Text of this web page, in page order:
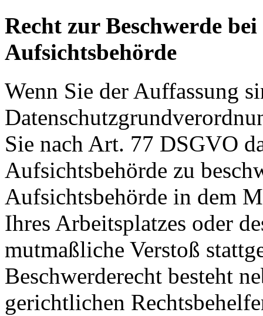
Recht zur Beschwerde
Aufsichtsbehörde
Wenn Sie der Auffassung
Sie nach Art. 77 DSGVO
Aufsichtsbehörde zu
Aufsichtsbehörde in dem
Ihres Arbeitsplatzes oder
mutmaßliche Verstoß
Beschwerderecht besteht
gerichtlichen